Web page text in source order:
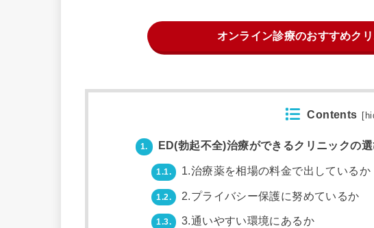
オンライン診療のおすすめク
Contents
1. ED(勃起不全)治療ができるクリニックの
1.1. 1.治療薬を相場の料金で出しているか
1.2. 2.プライバシー保護に努めているか
1.3. 3.通いやすい環境にあるか